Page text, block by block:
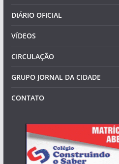
DIÁRIO OFICIAL
VÍDEOS
CIRCULAÇÃO
GRUPO JORNAL DA CIDADE
CONTATO